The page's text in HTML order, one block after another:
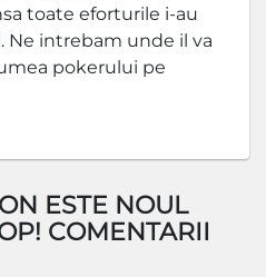
toate eforturile i-au
Ne intrebam unde il va
pokerului pe
ESTE NOUL
COMENTARII